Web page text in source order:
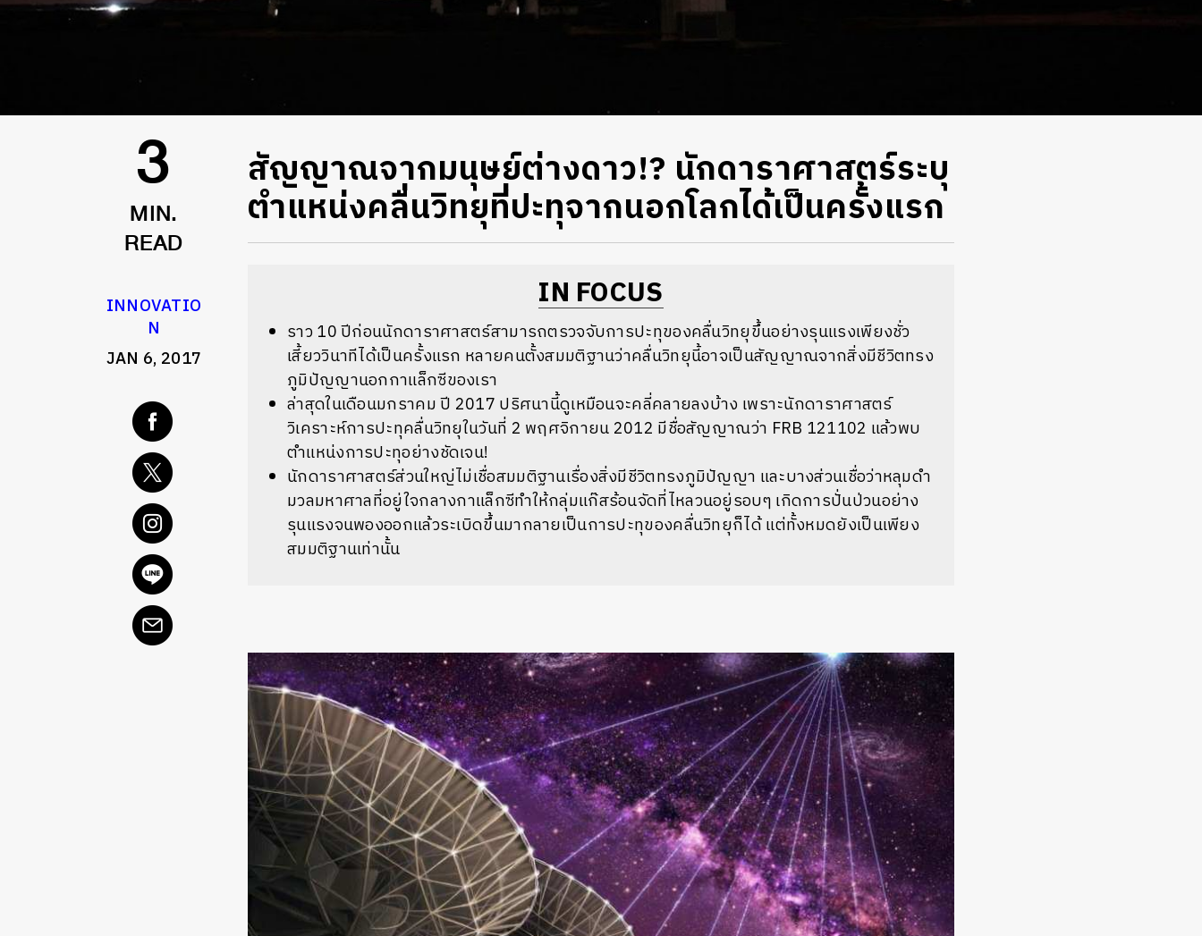
3
MIN.
READ
INNOVATIO
N
JAN 6, 2017
สัญญาณจากมนุษย์ต่างดาว!? นักดาราศาสตร์ระบุ
ตำแหน่งคลื่นวิทยุที่ปะทุจากนอกโลกได้เป็นครั้งแรก
IN FOCUS
ราว 10 ปีก่อนนักดาราศาสตร์สามารถตรวจจับการปะทุของคลื่นวิทยุขึ้นอย่างรุนแรงเพียงชั่ว
เสี้ยววินาทีได้เป็นครั้งแรก หลายคนตั้งสมมติฐานว่าคลื่นวิทยุนี้อาจเป็นสัญญาณจากสิ่งมีชีวิตทรง
ภูมิปัญญานอกกาแล็กซีของเรา
ล่าสุดในเดือนมกราคม ปี 2017 ปริศนานี้ดูเหมือนจะคลี่คลายลงบ้าง เพราะนักดาราศาสตร์
วิเคราะห์การปะทุคลื่นวิทยุในวันที่ 2 พฤศจิกายน 2012 มีชื่อสัญญาณว่า FRB 121102 แล้วพบ
ตำแหน่งการปะทุอย่างชัดเจน!
นักดาราศาสตร์ส่วนใหญ่ไม่เชื่อสมมติฐานเรื่องสิ่งมีชีวิตทรงภูมิปัญญา และบางส่วนเชื่อว่าหลุมดำ
มวลมหาศาลที่อยู่ใจกลางกาแล็กซีทำให้กลุ่มแก๊สร้อนจัดที่ไหลวนอยู่รอบๆ เกิดการปั่นป่วนอย่าง
รุนแรงจนพองออกแล้วระเบิดขึ้นมากลายเป็นการปะทุของคลื่นวิทยุก็ได้ แต่ทั้งหมดยังเป็นเพียง
สมมติฐานเท่านั้น